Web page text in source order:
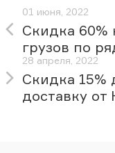
01 июня, 2022
Скидка 60%
грузов по
28 апреля, 2022
Скидка 15%
доставку от